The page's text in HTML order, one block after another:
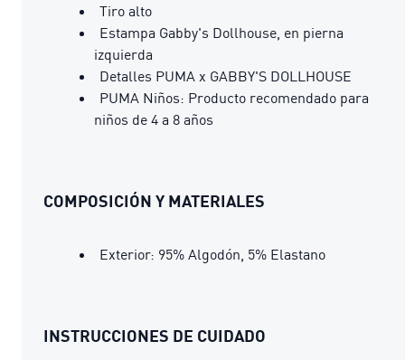
Tiro alto
Estampa Gabby's Dollhouse, en pierna
izquierda
Detalles PUMA x GABBY'S DOLLHOUSE
PUMA Niños: Producto recomendado para
niños de 4 a 8 años
COMPOSICIÓN Y MATERIALES
Exterior: 95% Algodón, 5% Elastano
INSTRUCCIONES DE CUIDADO